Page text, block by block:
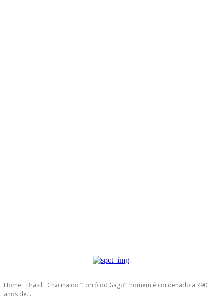
Home Brasil
Chacina do “Forró do Gago”: homem é condenado a 790
anos de...